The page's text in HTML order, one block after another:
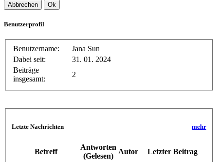
Abbrechen Ok
Benutzerprofil
Benutzername:
Jana Sun
Dabei seit:
31. 01. 2024
Beiträge
insgesamt:
2
Letzte Nachrichten mehr
Betreff
Antworten
(Gelesen)
Autor
Letzter Beitrag